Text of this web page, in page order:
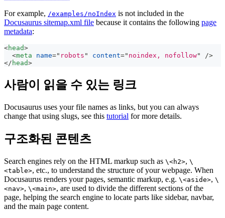
For example, /examples/noIndex is not included in the
Docusaurus sitemap.xml file because it contains the following page
metadata:
<head>
<meta name=" robots " content=" noindex, nofollow"
/>
</ head>
사람이 읽을 수 있는 링크
Docusaurus uses your file names as links, but you can always
change that using slugs, see this tutorial for more details.
구조화된 콘텐츠
Search engines rely on the HTML markup such as \<h2>, \
<table>, etc., to understand the structure of your webpage. When
Docusaurus renders your pages, semantic markup, e.g. \<aside>, \
<nav>, \<main>, are used to divide the different sections of the
page, helping the search engine to locate parts like sidebar, navbar,
and the main page content.